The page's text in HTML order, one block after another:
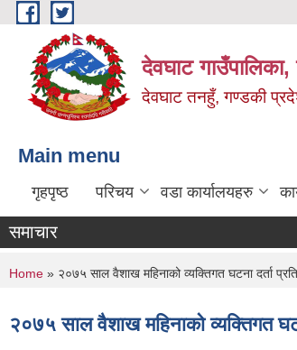
Skip to main content
देवघाट गाउँपालिका,
देवघाट तनहुँ, गण्डकी
Main menu
गृहपृष्ठ परिचय वडा कार्यालयहरु
समाचार
You are here
Home » २०७५ साल वैशाख महिनाको व्यक्तिगत घटना दर्ता
२०७५ साल वैशाख महिनाको व्यक्तिगत